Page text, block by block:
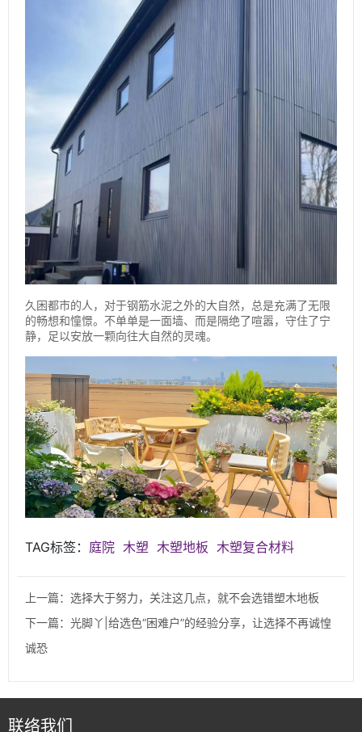
久困都市的人，对于钢筋水泥之外的大自然，总是充满了无限
的畅想和憧憬。不单单是一面墙、而是隔绝了喧嚣，守住了宁
静，足以安放一颗向往大自然的灵魂。
TAG标签： 庭院 木塑 木塑地板 木塑复合材料
上一篇：选择大于努力，关注这几点，就不会选错塑木地板
下一篇：光脚丫|给选色“困难户”的经验分享，让选择不再诚惶
诚恐
联络我们